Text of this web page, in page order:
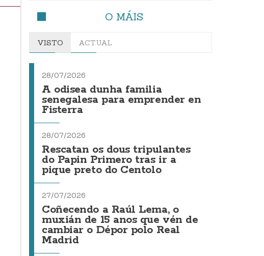
O MÁIS
VISTO ACTUAL
28/07/2026
A odisea dunha familia
senegalesa para emprender en
Fisterra
28/07/2026
Rescatan os dous tripulantes
do Papin Primero tras ir a
pique preto do Centolo
27/07/2026
Coñecendo a Raúl Lema, o
muxián de 15 anos que vén de
cambiar o Dépor polo Real
Madrid